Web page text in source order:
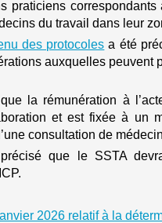
praticiens
du travail dans leur
des protocoles a été
auxquelles peuvent
la rémunération à
et est fixée à un
consultation de
que le SSTA
2026 relatif à la